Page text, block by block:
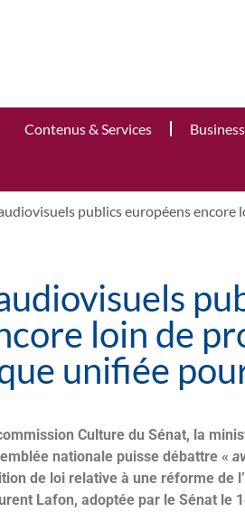
Contenus & Services Business
publics européens
loin de
unifiée
Culture du Sénat, la
nationale puisse débattre «
de loi relative à une réforme de
Lafon, adoptée par le Sénat le